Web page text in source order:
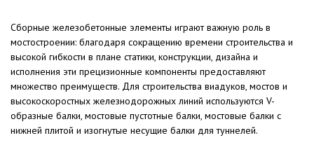
Сборные железобетонные элементы играют важную роль в
мостостроении: благодаря сокращению времени строительства и
высокой гибкости в плане статики, конструкции, дизайна и
исполнения эти прецизионные компоненты предоставляют
множество преимуществ. Для строительства виадуков, мостов и
высокоскоростных железнодорожных линий используются V-
образные балки, мостовые пустотные балки, мостовые балки с
нижней плитой и изогнутые несущие балки для туннелей.